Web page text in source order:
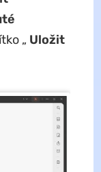
„ Uložit